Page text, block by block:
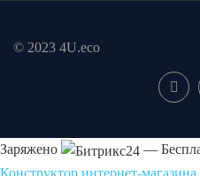
© 2023 4U.eco
Заряжено
—